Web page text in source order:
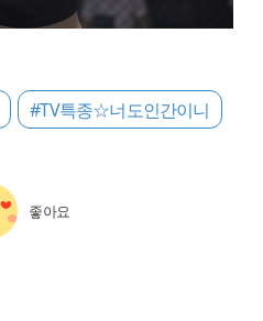
#TV특종☆너도인간이니
좋아요